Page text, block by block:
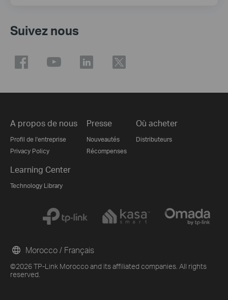
Suivez nous
A propos de nous
Profil de l'entreprise
Privacy Policy
Presse
Nouveautés
Récompenses
Où acheter
Distributeurs
Learning Center
Technology Library
©2026 TP-Link Morocco and its affiliated companies. All rights
reserved.
Morocco / Français